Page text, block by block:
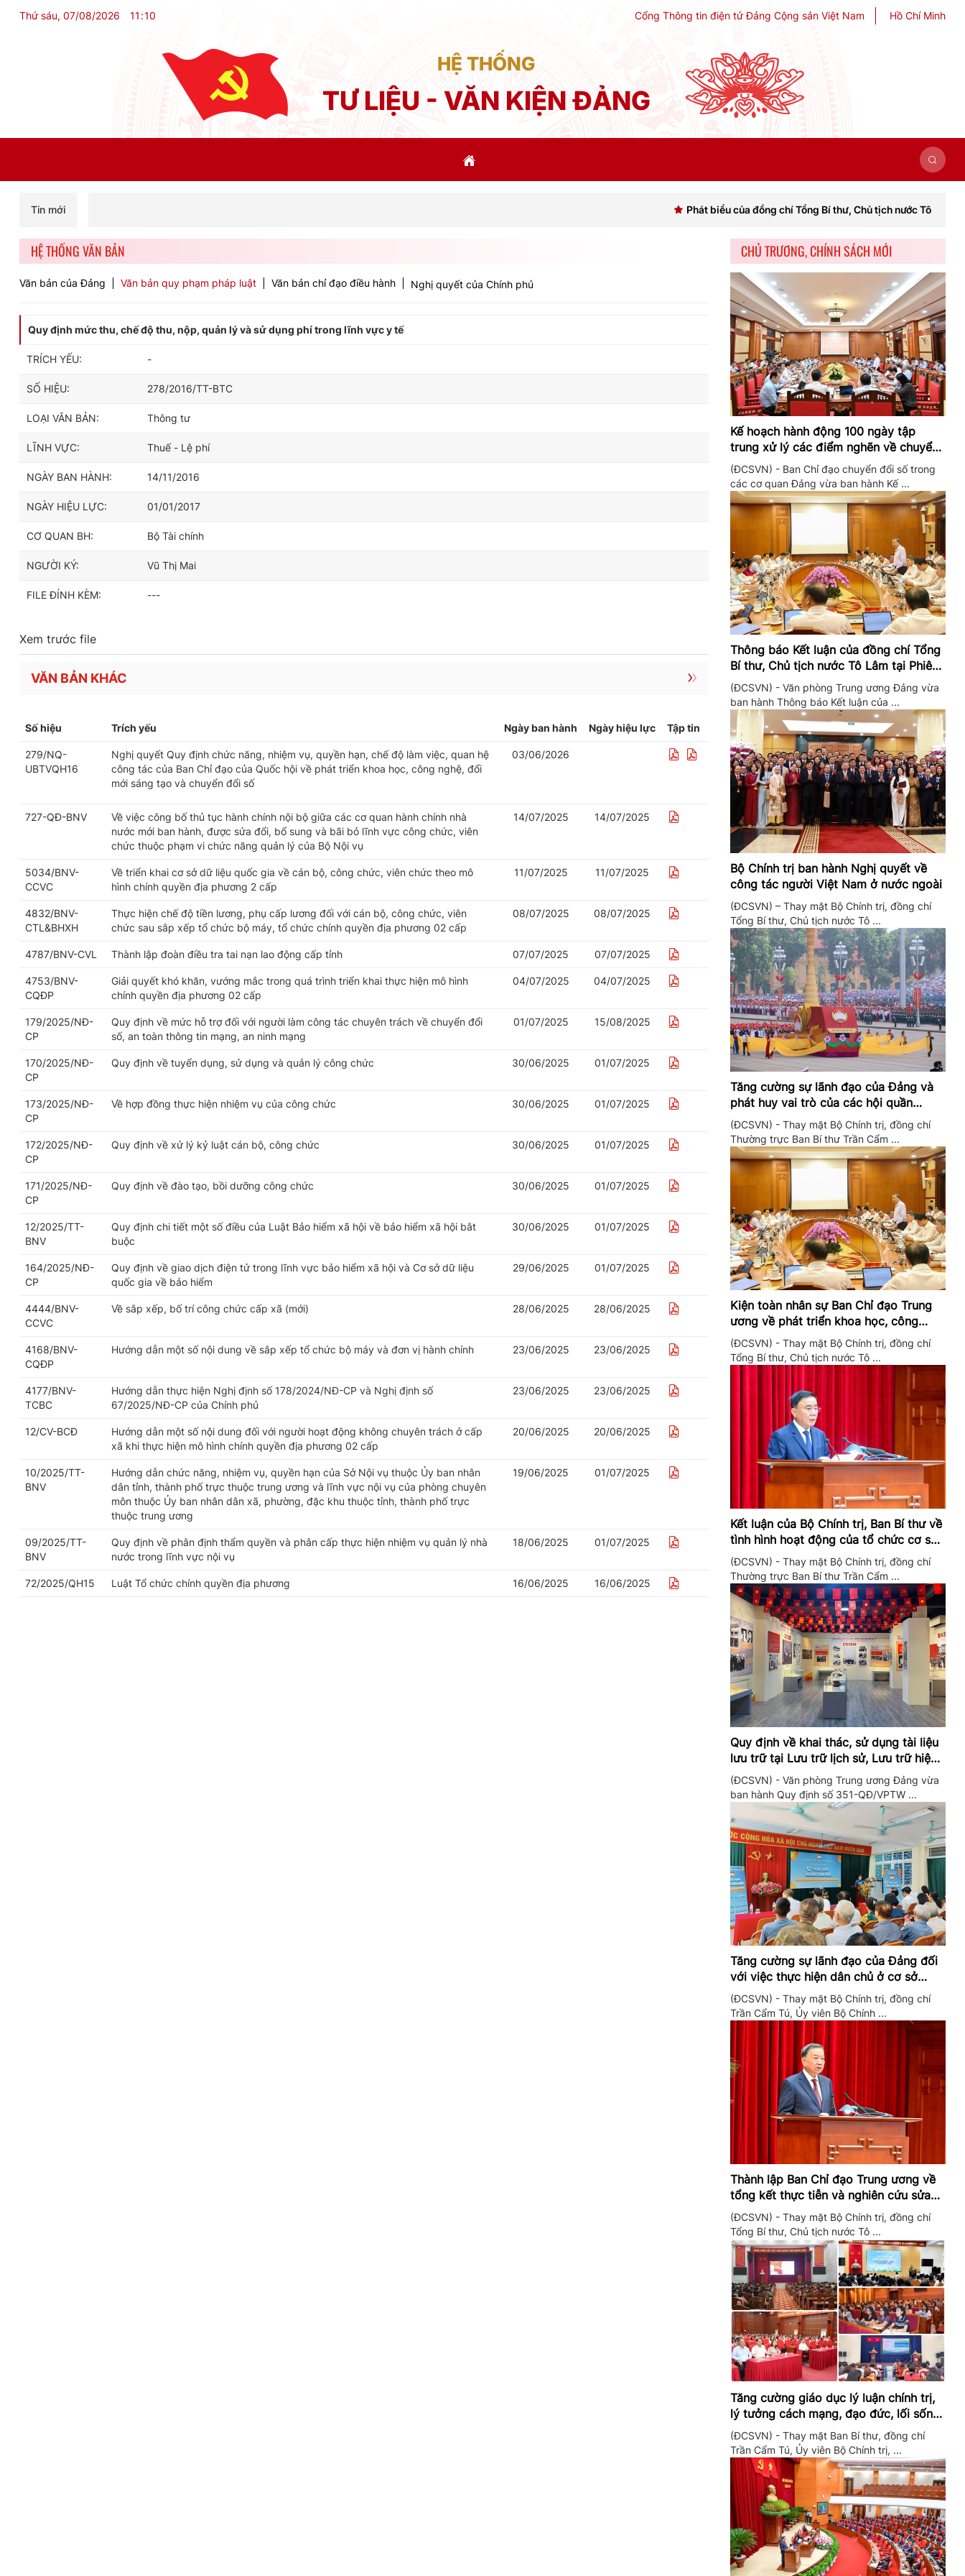
Thứ sáu, 07/08/2026 11 :10 Cổng Thông tin điện tử Đảng Cộng sản Việt Nam Hồ Chí Minh
HỆ THỐNG
TƯ LIỆU - VĂN KIỆN ĐẢNG
Tin mới Phát biểu của đồng chí Tổng Bí thư, Chủ tịch nước Tô Lâm khai mạc Hội
HỆ THỐNG VĂN BẢN
Văn bản của Đảng Văn bản quy phạm pháp luật Văn bản chỉ đạo điều hành Nghị quyết của Chính phủ
Quy định mức thu, chế độ thu, nộp, quản lý và sử dụng phí trong lĩnh vực y tế
TRÍCH YẾU: -
SỐ HIỆU: 278/2016/TT-BTC
LOẠI VĂN BẢN: Thông tư
LĨNH VỰC: Thuế - Lệ phí
NGÀY BAN HÀNH: 14/11/2016
NGÀY HIỆU LỰC: 01/01/2017
CƠ QUAN BH: Bộ Tài chính
NGƯỜI KÝ: Vũ Thị Mai
FILE ĐÍNH KÈM: ---
Xem trước file
VĂN BẢN KHÁC
Số hiệu Trích yếu Ngày ban hành Ngày hiệu lực Tập tin
279/NQ-
UBTVQH16
Nghị quyết Quy định chức năng, nhiệm vụ, quyền hạn, chế độ làm việc, quan hệ
công tác của Ban Chỉ đạo của Quốc hội về phát triển khoa học, công nghệ, đổi
mới sáng tạo và chuyển đổi số
03/06/2026
727-QĐ-BNV
Về việc công bố thủ tục hành chính nội bộ giữa các cơ quan hành chính nhà
nước mới ban hành, được sửa đổi, bổ sung và bãi bỏ lĩnh vực công chức, viên
chức thuộc phạm vi chức năng quản lý của Bộ Nội vụ
14/07/2025 14/07/2025
5034/BNV-
CCVC
Về triển khai cơ sở dữ liệu quốc gia về cán bộ, công chức, viên chức theo mô
hình chính quyền địa phương 2 cấp
11/07/2025 11/07/2025
4832/BNV-
CTL&BHXH
Thực hiện chế độ tiền lương, phụ cấp lương đối với cán bộ, công chức, viên
chức sau sắp xếp tổ chức bộ máy, tổ chức chính quyền địa phương 02 cấp
08/07/2025 08/07/2025
4787/BNV-CVL Thành lập đoàn điều tra tai nạn lao động cấp tỉnh 07/07/2025 07/07/2025
4753/BNV-
CQĐP
Giải quyết khó khăn, vướng mắc trong quá trình triển khai thực hiện mô hình
chính quyền địa phương 02 cấp
04/07/2025 04/07/2025
179/2025/NĐ-
CP
Quy định về mức hỗ trợ đối với người làm công tác chuyên trách về chuyển đổi
số, an toàn thông tin mạng, an ninh mạng
01/07/2025 15/08/2025
170/2025/NĐ-
CP
Quy định về tuyển dụng, sử dụng và quản lý công chức 30/06/2025 01/07/2025
173/2025/NĐ-
CP
Về hợp đồng thực hiện nhiệm vụ của công chức 30/06/2025 01/07/2025
172/2025/NĐ-
CP
Quy định về xử lý kỷ luật cán bộ, công chức 30/06/2025 01/07/2025
171/2025/NĐ-
CP
Quy định về đào tạo, bồi dưỡng công chức 30/06/2025 01/07/2025
12/2025/TT-
BNV
Quy định chi tiết một số điều của Luật Bảo hiểm xã hội về bảo hiểm xã hội bắt
buộc
30/06/2025 01/07/2025
164/2025/NĐ-
CP
Quy định về giao dịch điện tử trong lĩnh vực bảo hiểm xã hội và Cơ sở dữ liệu
quốc gia về bảo hiểm
29/06/2025 01/07/2025
4444/BNV-
CCVC
Về sắp xếp, bố trí công chức cấp xã (mới) 28/06/2025 28/06/2025
4168/BNV-
CQĐP
Hướng dẫn một số nội dung về sắp xếp tổ chức bộ máy và đơn vị hành chính 23/06/2025 23/06/2025
4177/BNV-
TCBC
Hướng dẫn thực hiện Nghị định số 178/2024/NĐ-CP và Nghị định số
67/2025/NĐ-CP của Chính phủ
23/06/2025 23/06/2025
12/CV-BCĐ
Hướng dẫn một số nội dung đối với người hoạt động không chuyên trách ở cấp
xã khi thực hiện mô hình chính quyền địa phương 02 cấp
20/06/2025 20/06/2025
10/2025/TT-
BNV
Hướng dẫn chức năng, nhiệm vụ, quyền hạn của Sở Nội vụ thuộc Ủy ban nhân
dân tỉnh, thành phố trực thuộc trung ương và lĩnh vực nội vụ của phòng chuyên
môn thuộc Ủy ban nhân dân xã, phường, đặc khu thuộc tỉnh, thành phố trực
thuộc trung ương
19/06/2025 01/07/2025
09/2025/TT-
BNV
Quy định về phân định thẩm quyền và phân cấp thực hiện nhiệm vụ quản lý nhà
nước trong lĩnh vực nội vụ
18/06/2025 01/07/2025
72/2025/QH15 Luật Tổ chức chính quyền địa phương 16/06/2025 16/06/2025
CHỦ TRƯƠNG, CHÍNH SÁCH MỚI
Kế hoạch hành động 100 ngày tập
trung xử lý các điểm nghẽn về chuyển
đổi số trong các cơ quan Đảng
(ĐCSVN) - Ban Chỉ đạo chuyển đổi số trong
các cơ quan Đảng vừa ban hành Kế ...
Thông báo Kết luận của đồng chí Tổng
Bí thư, Chủ tịch nước Tô Lâm tại Phiên
họp Ban Chỉ đạo Trung ương thực hiện
Nghị quyết 57
(ĐCSVN) - Văn phòng Trung ương Đảng vừa
ban hành Thông báo Kết luận của ...
Bộ Chính trị ban hành Nghị quyết về
công tác người Việt Nam ở nước ngoài
(ĐCSVN) – Thay mặt Bộ Chính trị, đồng chí
Tổng Bí thư, Chủ tịch nước Tô ...
Tăng cường sự lãnh đạo của Đảng và
phát huy vai trò của các hội quần
chúng trong giai đoạn phát triển mới
(ĐCSVN) - Thay mặt Bộ Chính trị, đồng chí
Thường trực Ban Bí thư Trần Cẩm ...
Kiện toàn nhân sự Ban Chỉ đạo Trung
ương về phát triển khoa học, công
nghệ, đổi mới sáng tạo và chuyển đổi
số
(ĐCSVN) - Thay mặt Bộ Chính trị, đồng chí
Tổng Bí thư, Chủ tịch nước Tô ...
Kết luận của Bộ Chính trị, Ban Bí thư về
tình hình hoạt động của tổ chức cơ sở
đảng trong quý II/2026
(ĐCSVN) - Thay mặt Bộ Chính trị, đồng chí
Thường trực Ban Bí thư Trần Cẩm ...
Quy định về khai thác, sử dụng tài liệu
lưu trữ tại Lưu trữ lịch sử, Lưu trữ hiện
hành của Trung ương Đảng và Văn
phòng Trung ương Đảng
(ĐCSVN) - Văn phòng Trung ương Đảng vừa
ban hành Quy định số 351-QĐ/VPTW ...
Tăng cường sự lãnh đạo của Đảng đối
với việc thực hiện dân chủ ở cơ sở
trong giai đoạn mới
(ĐCSVN) - Thay mặt Bộ Chính trị, đồng chí
Trần Cẩm Tú, Ủy viên Bộ Chính ...
Thành lập Ban Chỉ đạo Trung ương về
tổng kết thực tiễn và nghiên cứu sửa
đổi, bổ sung Điều lệ Đảng
(ĐCSVN) - Thay mặt Bộ Chính trị, đồng chí
Tổng Bí thư, Chủ tịch nước Tô ...
Tăng cường giáo dục lý luận chính trị,
lý tưởng cách mạng, đạo đức, lối sống,
ý thức công dân trong hệ thống giáo
dục quốc dân
(ĐCSVN) - Thay mặt Ban Bí thư, đồng chí
Trần Cẩm Tú, Ủy viên Bộ Chính trị, ...